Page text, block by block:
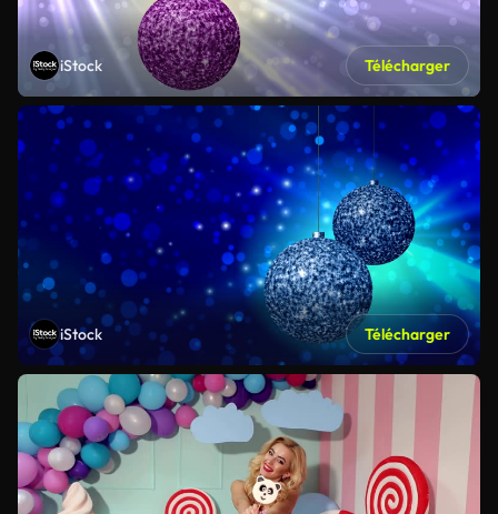
iStock Télécharger
iStock Télécharger